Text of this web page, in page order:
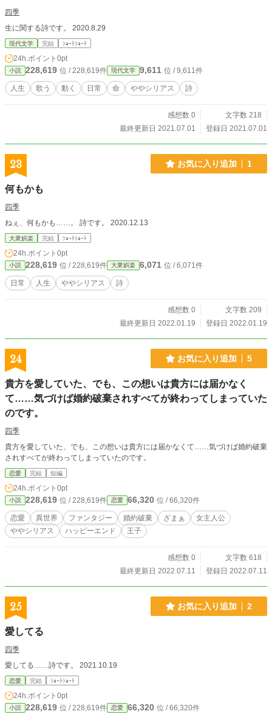
四季
生に関する詩です。 2020.8.29
現代文学 完結 ｼｮｰﾄｼｮｰﾄ
24h.ポイント 0pt
小説 228,619 位 / 228,619件 現代文学 9,611 位 / 9,611件
人生 歌う 動く 日常 命 ややシリアス 詩
感想数 0
文字数 218
最終更新日 2021.07.01
登録日 2021.07.01
23 お気に入り追加 1
何もかも
四季
ねぇ、何もかも……。 詩です。 2020.12.13
大衆娯楽 完結 ｼｮｰﾄｼｮｰﾄ
24h.ポイント 0pt
小説 228,619 位 / 228,619件 大衆娯楽 6,071 位 / 6,071件
日常 人生 ややシリアス 詩
感想数 0
文字数 209
最終更新日 2022.01.19
登録日 2022.01.19
24 お気に入り追加 5
貴方を愛していた、でも、この想いは貴方には届かなく
て……気づけば婚約破棄されすべてが終わってしまっていた
のです。
四季
貴方を愛していた、でも、この想いは貴方には届かなくて……気づけば婚約破棄
されすべてが終わってしまっていたのです。
恋愛 完結 短編
24h.ポイント 0pt
小説 228,619 位 / 228,619件 恋愛 66,320 位 / 66,320件
恋愛 異世界 ファンタジー 婚約破棄 ざまぁ
女主人公
ややシリアス
ハッピーエンド 王子
感想数 0
文字数 618
最終更新日 2022.07.11
登録日 2022.07.11
25 お気に入り追加 2
愛してる
四季
愛してる……詩です。 2021.10.19
恋愛 完結 ｼｮｰﾄｼｮｰﾄ
24h.ポイント 0pt
小説 228,619 位 / 228,619件 恋愛 66,320 位 / 66,320件